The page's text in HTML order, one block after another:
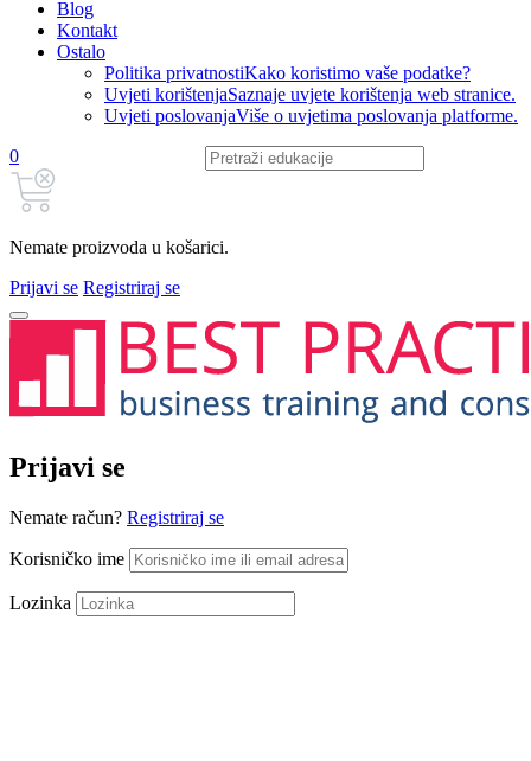
Blog
Kontakt
Ostalo
Politika privatnostiKako koristimo vaše podatke?
Uvjeti korištenjaSaznaje uvjete korištenja web stranice.
Uvjeti poslovanjaViše o uvjetima poslovanja platforme.
0
Nemate proizvoda u košarici.
Prijavi se Registriraj se
Prijavi se
Nemate račun? Registriraj se
Korisničko ime
Lozinka